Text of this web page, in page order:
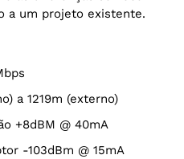
a um projeto existente.
a 1219m (externo)
+8dBM @ 40mA
-103dBm @ 15mA